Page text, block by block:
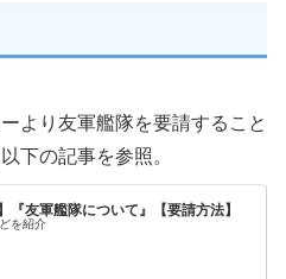
より友軍艦隊を要請すること
下の記事を参照。
『友軍艦隊について』【要請方法】
を紹介